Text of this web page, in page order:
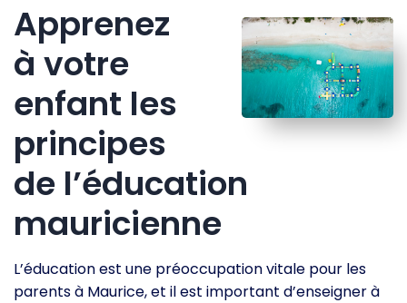
Apprenez
à votre
enfant les
principes
de l’éducation
mauricienne
L’éducation est une préoccupation vitale pour les
parents à Maurice, et il est important d’enseigner à